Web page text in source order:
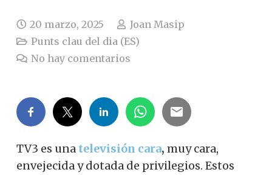
20 marzo, 2025
Joan Masip
Punts clau del dia (ES)
No hay comentarios
TV3 es una televisión cara, muy cara,
envejecida y dotada de privilegios. Estos